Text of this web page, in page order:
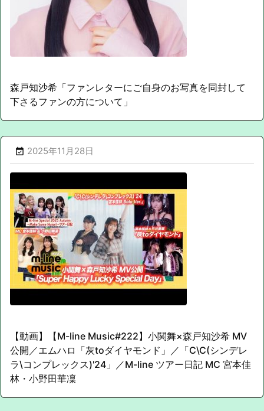
森戸知沙希「ファンレターにご自身のお写真を同封して
下さるファンの方について」
 2025年11月28日
【動画】【M-line Music#222】小関舞×森戸知沙希 MV
公開／エムハロ「灰toダイヤモンド」／「C\C(シンデレ
ラ\コンプレックス)'24」／M-line ツアー日記 MC 宮本佳
林・小野田華凜